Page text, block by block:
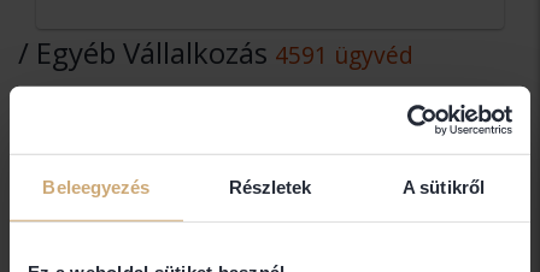
Beleegyezés Részletek A sütikről
/ Egyéb Vállalkozás 4591 ügyvéd
Dr. Balogh-rosta Gergely
Ügyvéd
2089 Telki